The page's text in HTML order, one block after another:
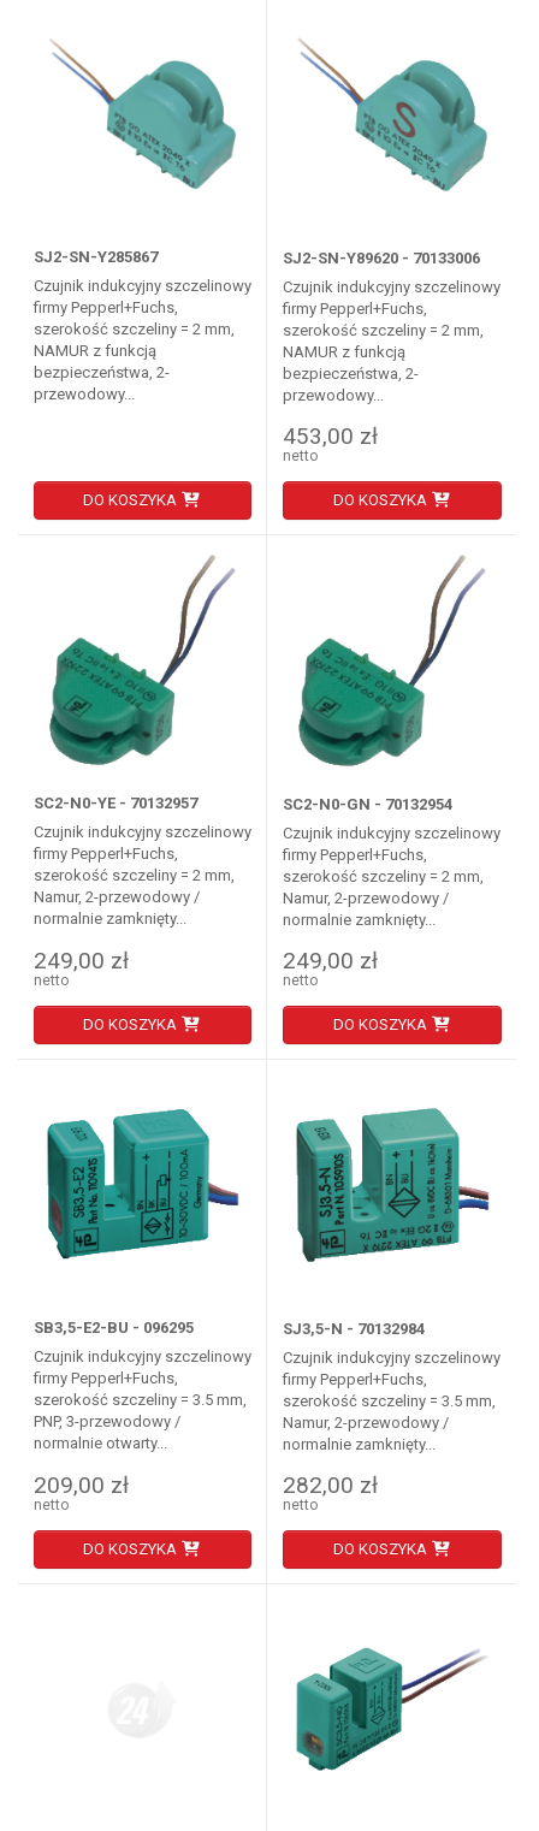
SJ2-SN-Y285867
Czujnik indukcyjny szczelinowy
firmy Pepperl+Fuchs,
szerokość szczeliny = 2 mm,
NAMUR z funkcją
bezpieczeństwa, 2-
przewodowy...
DO KOSZYKA
SJ2-SN-Y89620 - 70133006
Czujnik indukcyjny szczelinowy
firmy Pepperl+Fuchs,
szerokość szczeliny = 2 mm,
NAMUR z funkcją
bezpieczeństwa, 2-
przewodowy...
453,00 zł
netto
DO KOSZYKA
SC2-N0-YE - 70132957
Czujnik indukcyjny szczelinowy
firmy Pepperl+Fuchs,
szerokość szczeliny = 2 mm,
Namur, 2-przewodowy /
normalnie zamknięty...
249,00 zł
netto
DO KOSZYKA
SC2-N0-GN - 70132954
Czujnik indukcyjny szczelinowy
firmy Pepperl+Fuchs,
szerokość szczeliny = 2 mm,
Namur, 2-przewodowy /
normalnie zamknięty...
249,00 zł
netto
DO KOSZYKA
SB3,5-E2-BU - 096295
Czujnik indukcyjny szczelinowy
firmy Pepperl+Fuchs,
szerokość szczeliny = 3.5 mm,
PNP, 3-przewodowy /
normalnie otwarty...
209,00 zł
netto
DO KOSZYKA
SJ3,5-N - 70132984
Czujnik indukcyjny szczelinowy
firmy Pepperl+Fuchs,
szerokość szczeliny = 3.5 mm,
Namur, 2-przewodowy /
normalnie zamknięty...
282,00 zł
netto
DO KOSZYKA